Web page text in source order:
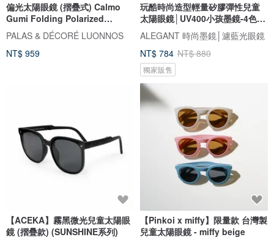
偏光太陽眼鏡 (摺疊式) Calmo
Gumi Folding Polarized
Sunglasses
PALAS & DÉCORÉ LUONNOS
NT$ 959
玩酷時尚造型輕量矽膠彈性兒童
太陽眼鏡│UV400小孩墨鏡-4色任
選
ALEGANT 時尚墨鏡│濾藍光眼鏡
NT$ 784 NT$ 880
獨家販售
【ACEKA】霧黑微光兒童太陽眼
鏡 (摺疊款) (SUNSHINE系列)
【Pinkoi x miffy】限量款 台灣製
兒童太陽眼鏡 - miffy beige